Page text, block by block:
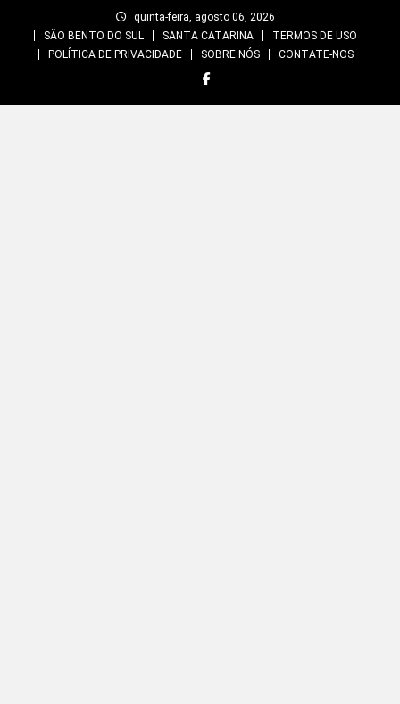
quinta-feira, agosto 06, 2026
SÃO BENTO DO SUL
SANTA CATARINA
TERMOS DE USO
POLÍTICA DE PRIVACIDADE
SOBRE NÓS CONTATE-NOS